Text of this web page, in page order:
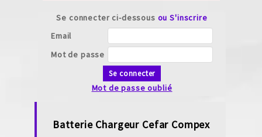
Se connecter ci-dessous ou S'inscrire
Email
Mot de passe
Se connecter
Mot de passe oublié
Batterie Chargeur Cefar Compex